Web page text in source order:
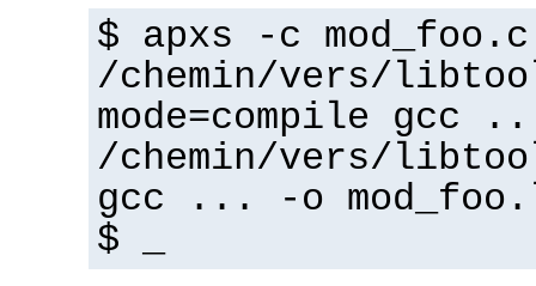
$ apxs -c mod_foo.c
/chemin/vers/
mode=compile gcc
/chemin/vers/
gcc ... -o
$ _